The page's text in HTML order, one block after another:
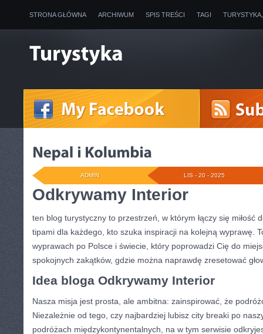
STRONA GŁÓWNA ARCHIWUM SPIS TREŚCI TAGI
LIS - 20 - 2025
ADMIN
Odkrywamy Interior
ten blog turystyczny to przestrzeń, w którym łączy się miłość
tipami dla każdego, kto szuka inspiracji na kolejną wyprawę.
wyprawach po Polsce i świecie, który poprowadzi Cię do
spokojnych zakątków, gdzie można naprawdę zresetować
Idea bloga Odkrywamy Interior
Nasza misja jest prosta, ale ambitna: zainspirować, że
Niezależnie od tego, czy najbardziej lubisz city breaki po
podróżach międzykontynentalnych, na w tym serwisie